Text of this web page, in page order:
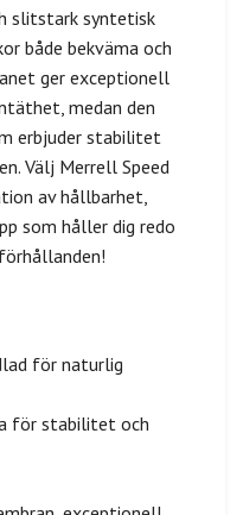
slitstark syntetisk
både bekväma och
ger exceptionell
medan den
erbjuder stabilitet
Välj Merrell Speed
av hållbarhet,
som håller dig redo
för naturlig
för stabilitet och